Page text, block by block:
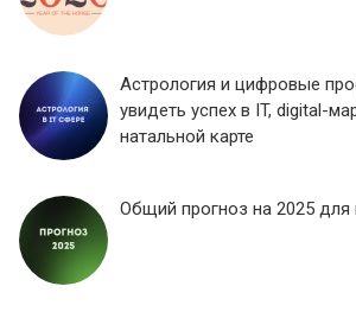
Астрология и цифровые
увидеть успех в IT, digital-
натальной карте
Общий прогноз на 2025 для